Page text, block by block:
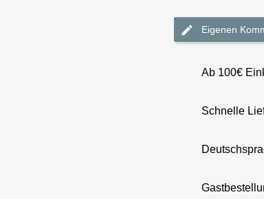
Eigenen
Ab 100€
Schnelle